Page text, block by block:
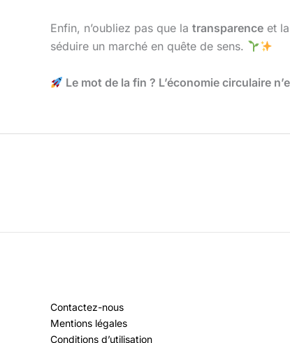
Enfin, n’oubliez pas que la transparence et la
séduire un marché en quête de sens.
Le mot de la fin ? L’économie circulaire
Contactez-nous
Mentions légales
Conditions d’utilisation